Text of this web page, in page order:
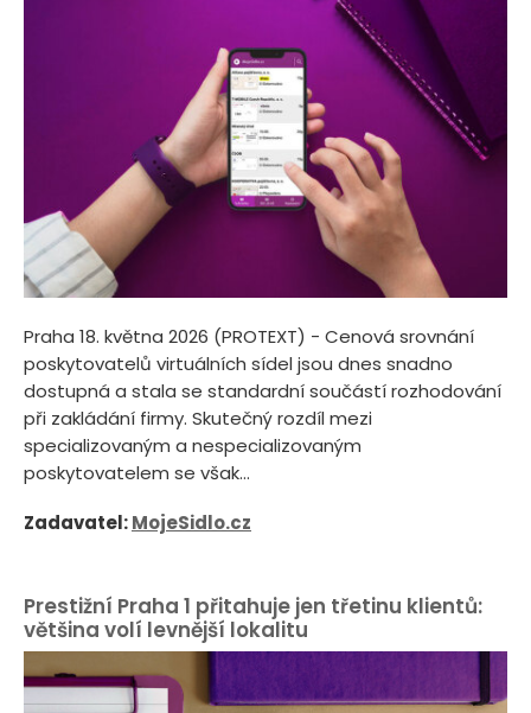
Praha 18. května 2026 (PROTEXT) - Cenová srovnání
poskytovatelů virtuálních sídel jsou dnes snadno
dostupná a stala se standardní součástí rozhodování
při zakládání firmy. Skutečný rozdíl mezi
specializovaným a nespecializovaným
poskytovatelem se však...
Zadavatel:MojeSidlo.cz
Prestižní Praha 1 přitahuje jen třetinu klientů:
většina volí levnější lokalitu